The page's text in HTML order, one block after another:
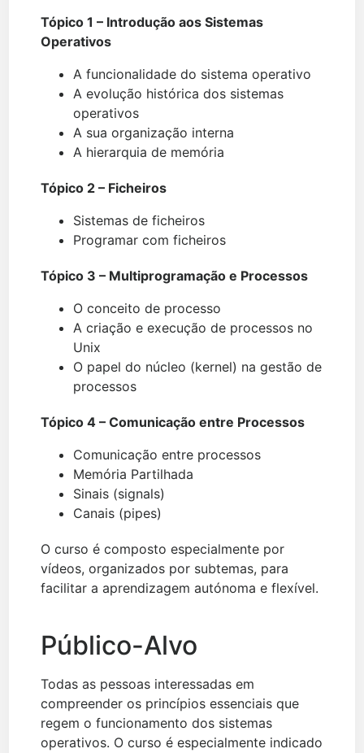
Tópico 1 – Introdução aos Sistemas
Operativos
A funcionalidade do sistema operativo
A evolução histórica dos sistemas
operativos
A sua organização interna
A hierarquia de memória
Tópico 2 – Ficheiros
Sistemas de ficheiros
Programar com ficheiros
Tópico 3 – Multiprogramação e Processos
O conceito de processo
A criação e execução de processos no
Unix
O papel do núcleo (kernel) na gestão de
processos
Tópico 4 – Comunicação entre Processos
Comunicação entre processos
Memória Partilhada
Sinais (signals)
Canais (pipes)
O curso é composto especialmente por
vídeos, organizados por subtemas, para
facilitar a aprendizagem autónoma e flexível.
Público-Alvo
Todas as pessoas interessadas em
compreender os princípios essenciais que
regem o funcionamento dos sistemas
operativos. O curso é especialmente indicado